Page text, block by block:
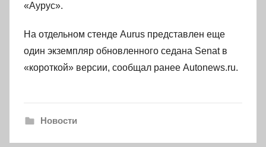
«Аурус».
На отдельном стенде Aurus представлен еще
один экземпляр обновленного седана Senat в
«короткой» версии, сообщал ранее Autonews.ru.
Новости